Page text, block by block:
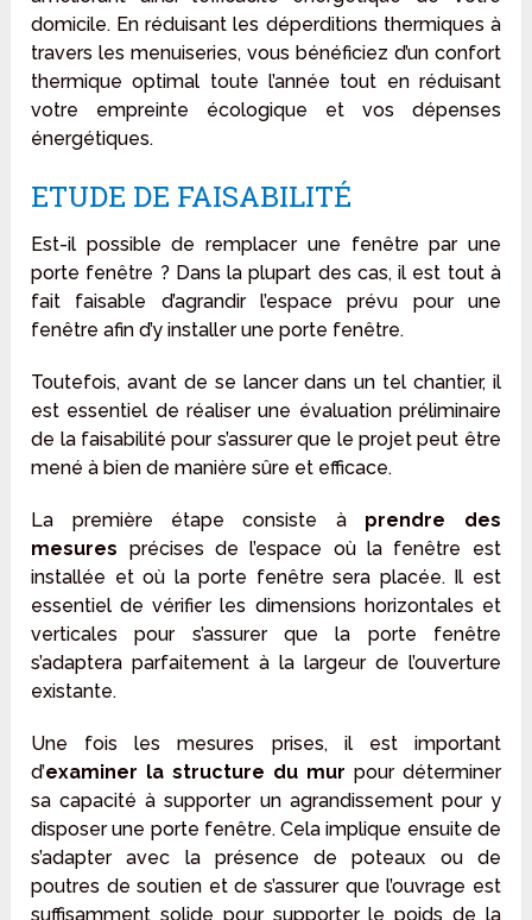
domicile. En réduisant les déperditions thermiques à
travers les menuiseries, vous bénéficiez d’un confort
thermique optimal toute l’année tout en réduisant
votre empreinte écologique et vos dépenses
énergétiques.
ETUDE DE FAISABILITÉ
Est-il possible de remplacer une fenêtre par une
porte fenêtre ? Dans la plupart des cas, il est tout à
fait faisable d’agrandir l’espace prévu pour une
fenêtre afin d’y installer une porte fenêtre.
Toutefois, avant de se lancer dans un tel chantier, il
est essentiel de réaliser une évaluation préliminaire
de la faisabilité pour s’assurer que le projet peut être
mené à bien de manière sûre et efficace.
La première étape consiste à prendre des
mesures précises de l’espace où la fenêtre est
installée et où la porte fenêtre sera placée. Il est
essentiel de vérifier les dimensions horizontales et
verticales pour s’assurer que la porte fenêtre
s’adaptera parfaitement à la largeur de l’ouverture
existante.
Une fois les mesures prises, il est important
d’examiner la structure du mur pour déterminer
sa capacité à supporter un agrandissement pour y
disposer une porte fenêtre. Cela implique ensuite de
s’adapter avec la présence de poteaux ou de
poutres de soutien et de s’assurer que l’ouvrage est
suffisamment solide pour supporter le poids de la